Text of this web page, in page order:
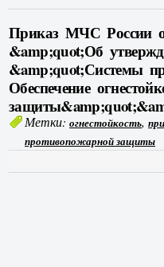
Приказ МЧС России
&amp;quot;Об
&amp;quot;Системы
Обеспечение
Метки:огнестойкость,
противопожарной защиты